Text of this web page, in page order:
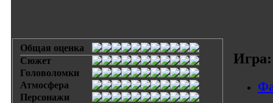
Общая оценка
Сюжет
Головоломки
Атмосфера
Персонажи
Игра: